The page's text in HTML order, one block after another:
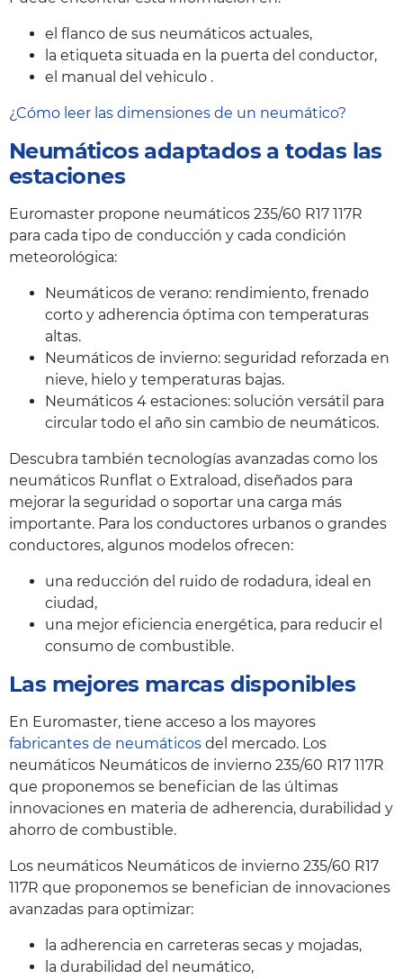
el flanco de sus neumáticos actuales,
la etiqueta situada en la puerta del conductor,
el manual del vehiculo .
¿Cómo leer las dimensiones de un neumático?
Neumáticos adaptados a todas las
estaciones
Euromaster propone neumáticos 235/60 R17 117R
para cada tipo de conducción y cada condición
meteorológica:
Neumáticos de verano: rendimiento, frenado
corto y adherencia óptima con temperaturas
altas.
Neumáticos de invierno: seguridad reforzada en
nieve, hielo y temperaturas bajas.
Neumáticos 4 estaciones: solución versátil para
circular todo el año sin cambio de neumáticos.
Descubra también tecnologías avanzadas como los
neumáticos Runflat o Extraload, diseñados para
mejorar la seguridad o soportar una carga más
importante. Para los conductores urbanos o grandes
conductores, algunos modelos ofrecen:
una reducción del ruido de rodadura, ideal en
ciudad,
una mejor eficiencia energética, para reducir el
consumo de combustible.
Las mejores marcas disponibles
En Euromaster, tiene acceso a los mayores
fabricantes de neumáticos del mercado. Los
neumáticos Neumáticos de invierno 235/60 R17 117R
que proponemos se benefician de las últimas
innovaciones en materia de adherencia, durabilidad y
ahorro de combustible.
Los neumáticos Neumáticos de invierno 235/60 R17
117R que proponemos se benefician de innovaciones
avanzadas para optimizar:
la adherencia en carreteras secas y mojadas,
la durabilidad del neumático,